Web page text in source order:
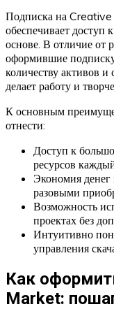
Подписка на Creative
обеспечивает доступ
основе. В отличие от
оформившие
количеству активов
делает работу и
К основным
отнести:
Доступ к
ресурсов
Экономия денег
разовыми
Возможность
проектах без
Интуитивно
управления
Как
Market: